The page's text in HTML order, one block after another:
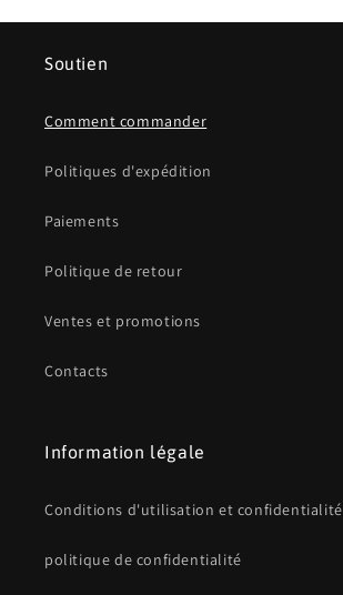
Soutien
Comment commander
Politiques d'expédition
Paiements
Politique de retour
Ventes et promotions
Contacts
Information légale
Conditions d'utilisation et confidentialité
politique de confidentialité